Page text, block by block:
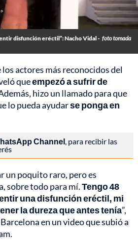
disfunción eréctil”: Nacho Vidal - foto tomada
los actores más reconocidos del
queempezó a sufrir de
hizo un llamado para que
lo pueda ayudarse ponga en
Channel, para recibir las
un poquito raro, pero es
sobre todo para mí.Tengo 48
una disfunción eréctil, mi
la dureza que antes tenía”,
en un video que subió a